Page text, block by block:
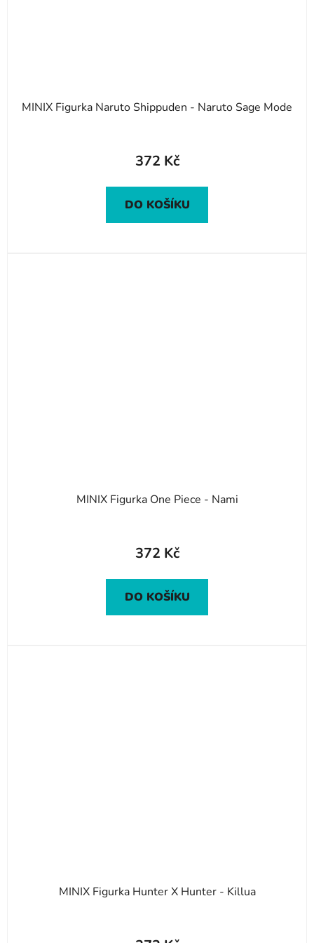
MINIX Figurka Naruto Shippuden - Naruto Sage Mode
372 Kč
DO KOŠÍKU
MINIX Figurka One Piece - Nami
372 Kč
DO KOŠÍKU
MINIX Figurka Hunter X Hunter - Killua